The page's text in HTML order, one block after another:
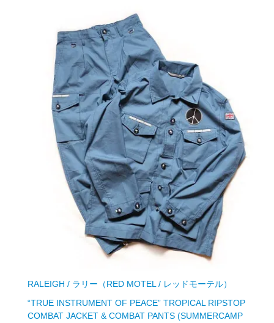
RALEIGH / ラリー（RED MOTEL / レッドモーテル）
“TRUE INSTRUMENT OF PEACE” TROPICAL RIPSTOP
COMBAT JACKET & COMBAT PANTS (SUMMERCAMP